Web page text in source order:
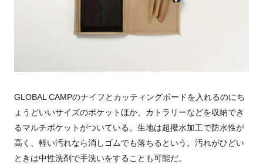
GLOBAL CAMPのナイフとカッティングボードを入れるのにち
ょうどいいサイズのポケットほか、カトラリーなどを収納でき
るマルチポケットがついている。生地は超撥水加工で防水性が
高く、軽い汚れなら消しゴムでも落ちるという。汚れがひどい
ときは中性洗剤で手洗いをすることも可能だ。